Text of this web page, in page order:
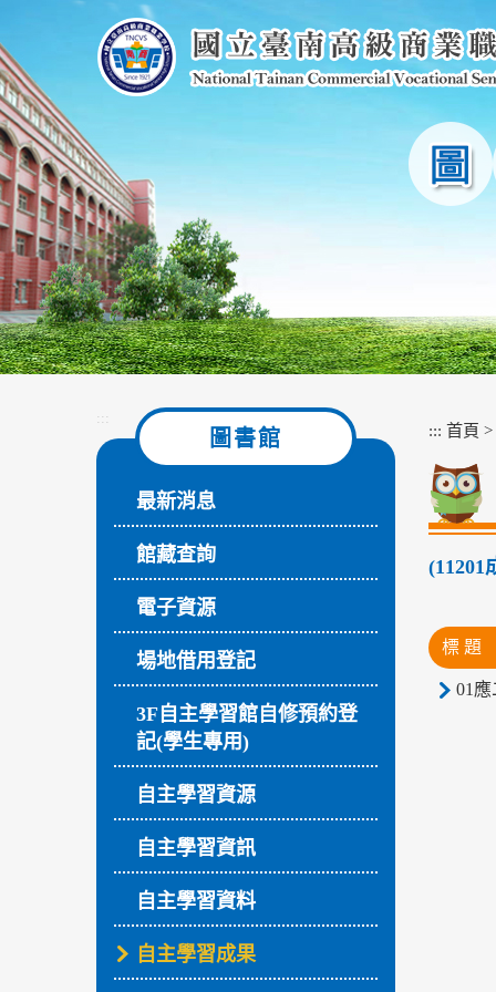
主
要
內
容
區
塊
:::
圖書館
最新消息
館藏查詢
電子資源
場地借用登記
3F自主學習館自修預約登
記(學生專用)
自主學習資源
自主學習資訊
自主學習資料
自主學習成果
::: 首頁 >
(11201
標 題
01